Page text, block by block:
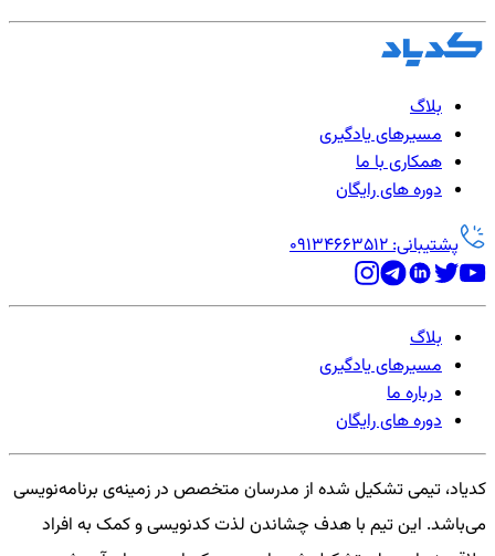
بلاگ
مسیرهای یادگیری
همکاری با ما
دوره های رایگان
پشتیبانی: 09134663512
بلاگ
مسیرهای یادگیری
درباره ما
دوره های رایگان
کدیاد، تیمی تشکیل شده از مدرسان متخصص در زمینه‌ی برنامه‌نویسی
می‌باشد. این تیم با هدف چشاندن لذت کدنویسی و کمک به افراد